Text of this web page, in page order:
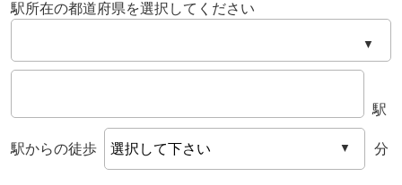
▼
▼
駅所在の都道府県を選択してください
駅
駅からの徒歩 分